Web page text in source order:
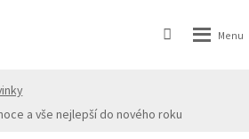
a vše nejlepší do nového roku